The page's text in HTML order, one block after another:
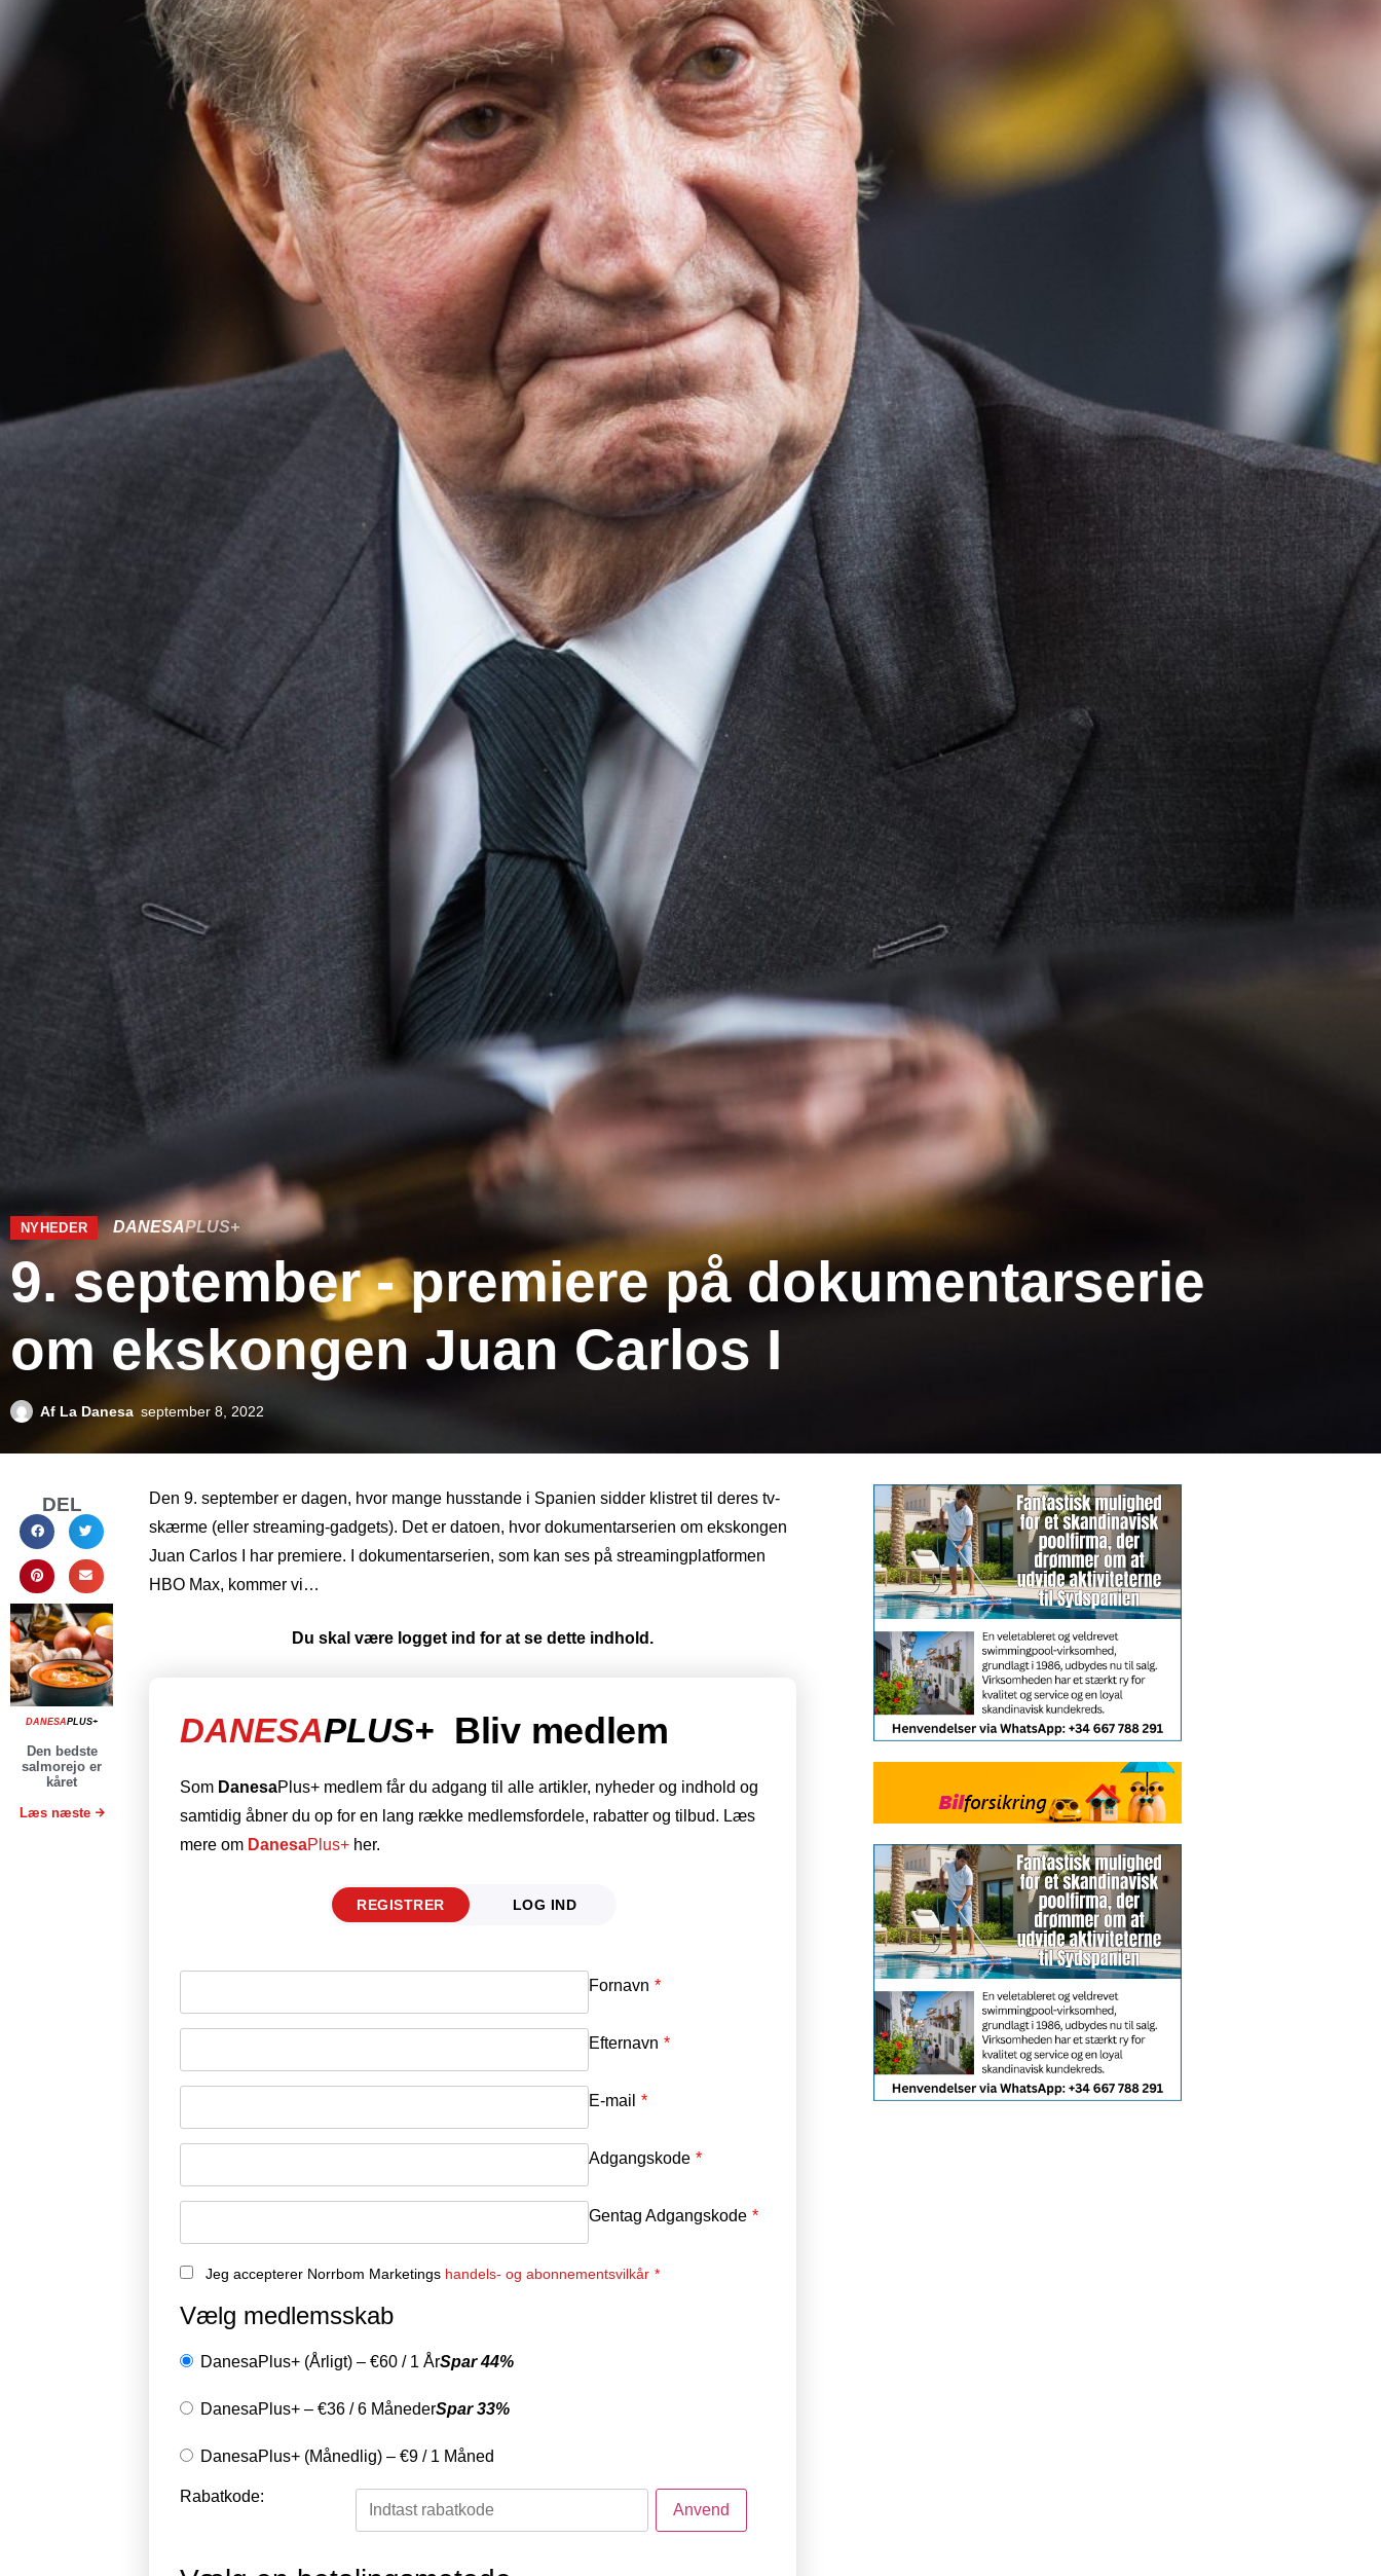
NYHEDER DANESAPLUS+
9. september - premiere på dokumentarserie
om ekskongen Juan Carlos I
Af La Danesa september 8, 2022
DEL
DANESAPLUS+
Den bedste
salmorejo er
kåret
Læs næste
Den 9. september er dagen, hvor mange husstande i Spanien sidder klistret til deres tv-
skærme (eller streaming-gadgets). Det er datoen, hvor dokumentarserien om ekskongen
Juan Carlos I har premiere. I dokumentarserien, som kan ses på streamingplatformen
HBO Max, kommer vi…
Du skal være logget ind for at se dette indhold.
DANESAPLUS+ Bliv medlem
Som DanesaPlus+ medlem får du adgang til alle artikler, nyheder og indhold og
samtidig åbner du op for en lang række medlemsfordele, rabatter og tilbud. Læs
mere om DanesaPlus+ her.
REGISTRER LOG IND
Fornavn *
Efternavn *
E-mail *
Adgangskode *
Gentag Adgangskode *
Jeg accepterer Norrbom Marketings handels- og abonnementsvilkår *
Vælg medlemsskab
DanesaPlus+ (Årligt) – €60 / 1 ÅrSpar 44%
DanesaPlus+ – €36 /6 MånederSpar 33%
DanesaPlus+ (Månedlig) – €9 / 1 Måned
Rabatkode:
E-mail
Adgangskode